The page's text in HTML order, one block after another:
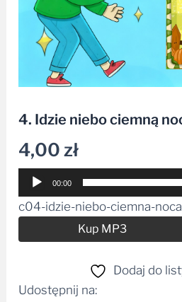
4. Idzie niebo ciemną
4,00zł
Odtwarzacz
plików
dźwiękowych
00:00
c04-idzie-niebo-ciemna-
Kup MP3
Dodaj do
Udostępnij na: